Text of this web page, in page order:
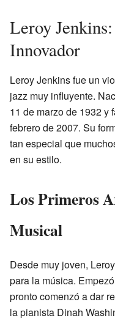
Leroy
Innovador
Leroy Jenkins fue un
jazz muy influyente.
11 de marzo de 1932 y
febrero de 2007. Su
tan especial que
en su estilo.
Los Primeros
Musical
Desde muy joven,
para la música.
pronto comenzó a dar
la pianista Dinah